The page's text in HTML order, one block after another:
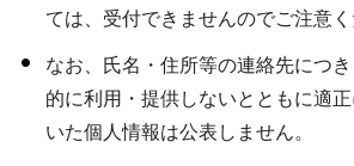
ては、受付できませんのでご注意く
なお、氏名・住所等の連絡先につ
的に利用・提供しないとともに適
いた個人情報は公表しません。